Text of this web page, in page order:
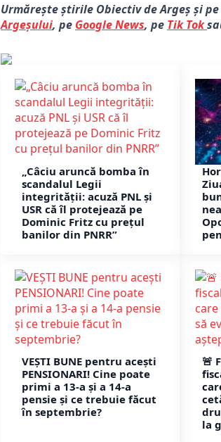
Urmărește știrile Obiectiv de Argeș și
Argeșului, pe Google News, pe Tik Tok
„Câciu aruncă bomba în
scandalul Legii
integrității: acuză PNL și
USR că îl protejează pe
Dominic Fritz cu prețul
banilor din PNRR”
VEȘTI BUNE pentru acești
PENSIONARI! Cine poate
primi a 13-a și a 14-a
pensie și ce trebuie făcut
în septembrie?
🚨
la